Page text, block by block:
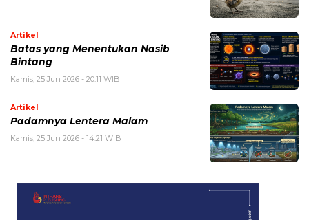
Artikel
Batas yang Menentukan Nasib
Bintang
Kamis, 25 Jun 2026 - 20:11 WIB
Artikel
Padamnya Lentera Malam
Kamis, 25 Jun 2026 - 14:21 WIB